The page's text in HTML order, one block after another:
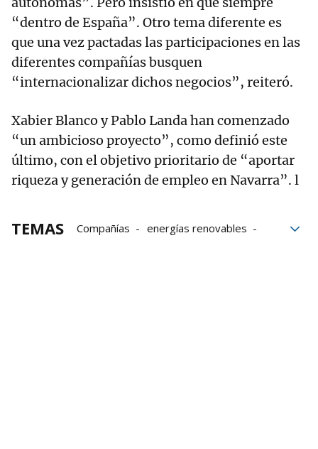
“dentro de España”. Otro tema diferente es
que una vez pactadas las participaciones en las
diferentes compañías busquen
“internacionalizar dichos negocios”, reiteró.
Xabier Blanco y Pablo Landa han comenzado
“un ambicioso proyecto”, como definió este
último, con el objetivo prioritario de “aportar
riqueza y generación de empleo en Navarra”. l
TEMAS Compañías
energías renovables